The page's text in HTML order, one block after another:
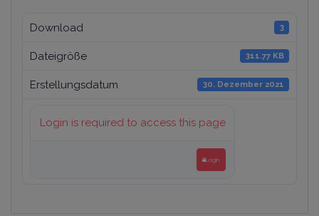
Download 3
Dateigröße 311.77 KB
Erstellungsdatum 30. Dezember 2021
Login is required to access this page
Login